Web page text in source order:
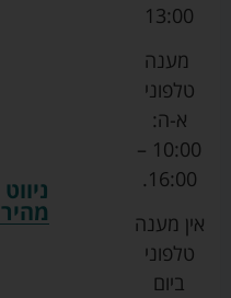
ניווט
מהיר
13:00
מענה
טלפוני
א-ה:
10:00 –
16:00.
אין מענה
טלפוני
ביום